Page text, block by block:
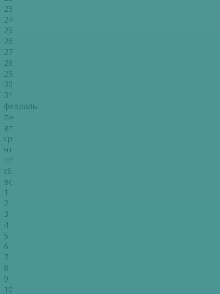
23
24
25
26
27
28
29
30
31
февраль
пн
вт
ср
чт
пт
сб
вс
1
2
3
4
5
6
7
8
9
10